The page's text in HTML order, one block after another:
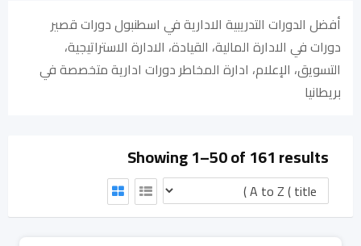
أفضل الدورات التدريبية الادارية في اسطنبول دورات قصير
دورات في الادارة المالية، القيادة، الادارة الاستراتيجية،
التسويق، الإعلام، ادارة المخاطر دورات ادارية متخصصة في
بريطانيا
Showing 1–50 of 161 results